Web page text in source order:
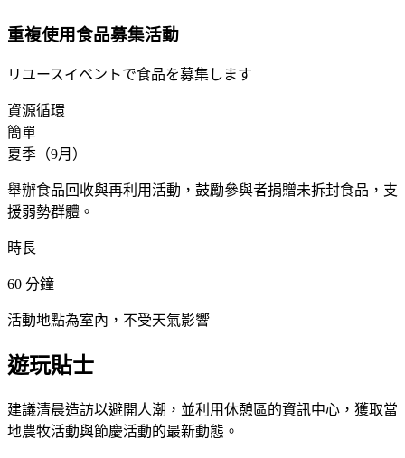
重複使用食品募集活動
リユースイベントで食品を募集します
資源循環
簡單
夏季（9月）
舉辦食品回收與再利用活動，鼓勵參與者捐贈未拆封食品，支
援弱勢群體。
時長
60 分鐘
活動地點為室內，不受天氣影響
遊玩貼士
建議清晨造訪以避開人潮，並利用休憩區的資訊中心，獲取當
地農牧活動與節慶活動的最新動態。